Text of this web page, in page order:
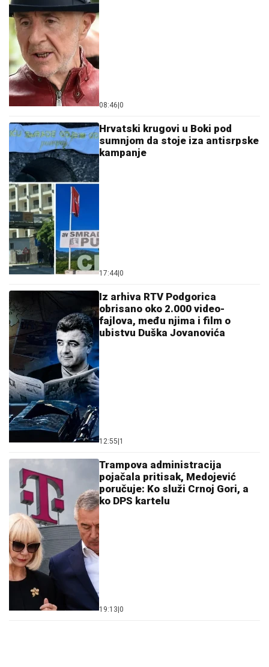
08:46|0
Hrvatski krugovi u Boki pod
sumnjom da stoje iza antisrpske
kampanje
17:44|0
Iz arhiva RTV Podgorica
obrisano oko 2.000 video-
fajlova, među njima i film o
ubistvu Duška Jovanovića
12:55|1
Trampova administracija
pojačala pritisak, Medojević
poručuje: Ko služi Crnoj Gori, a
ko DPS kartelu
19:13|0